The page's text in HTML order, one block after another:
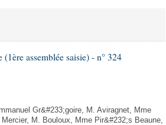
assemblée saisie) - n° 324
Gr&#233;goire, M. Aviragnet, Mme
M. Bouloux, Mme Pir&#232;s Beaune,